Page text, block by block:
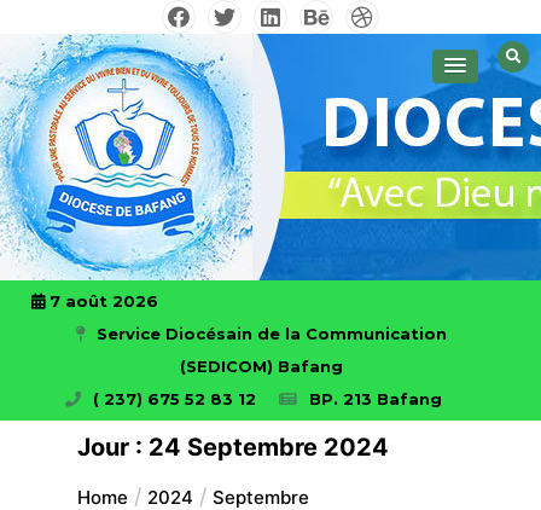
contentDiocese de Bafang!
Avec Dieu nous ferons des prouesses
7 août 2026
Service Diocésain de la Communication
(SEDICOM) Bafang
( 237) 675 52 83 12
BP. 213 Bafang
Jour : 24 Septembre 2024
Home 2024 Septembre